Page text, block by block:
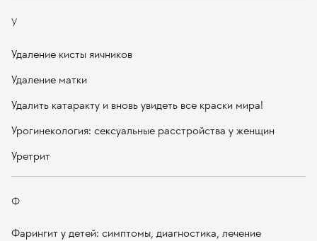
У
Удаление кисты яичников
Удаление матки
Удалить катаракту и вновь увидеть все краски мира!
Урогинекология: сексуальные расстройства у женщин
Уретрит
Ф
Фарингит у детей: симптомы, диагностика, лечение